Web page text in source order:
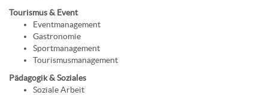
Tourismus & Event
Eventmanagement
Gastronomie
Sportmanagement
Tourismusmanagement
Pädagogik & Soziales
Soziale Arbeit